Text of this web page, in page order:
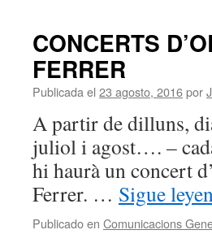
CONCERTS
FERRER
Publicada el 23 agosto, 2016por
A partir de dilluns,
juliol i agost…. –
hi haurà un concert
Ferrer. … Sigue
Publicado en Comunicacions